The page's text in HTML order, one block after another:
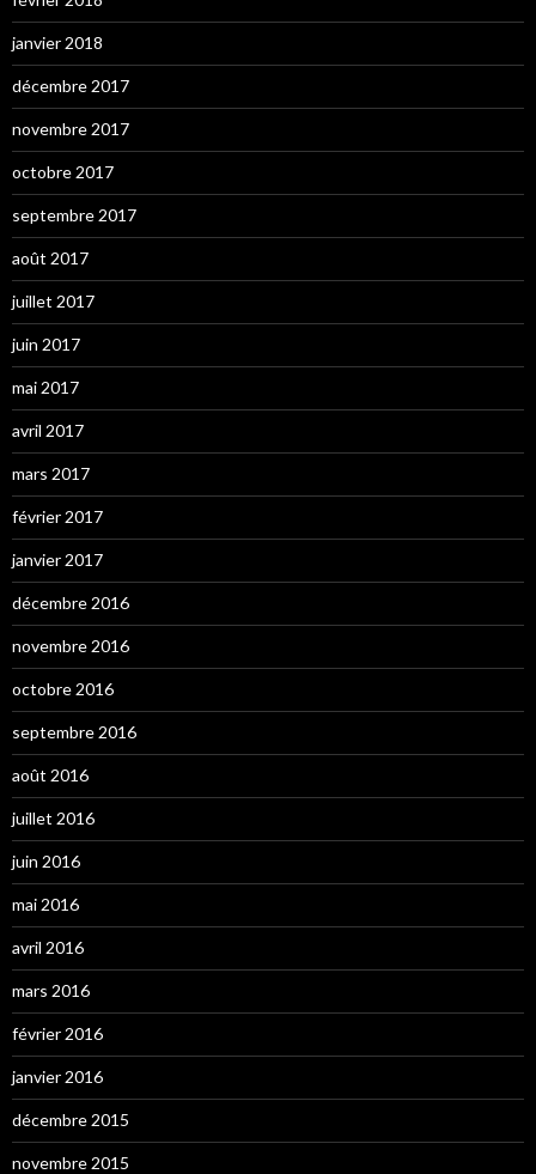
janvier 2018
décembre 2017
novembre 2017
octobre 2017
septembre 2017
août 2017
juillet 2017
juin 2017
mai 2017
avril 2017
mars 2017
février 2017
janvier 2017
décembre 2016
novembre 2016
octobre 2016
septembre 2016
août 2016
juillet 2016
juin 2016
mai 2016
avril 2016
mars 2016
février 2016
janvier 2016
décembre 2015
novembre 2015